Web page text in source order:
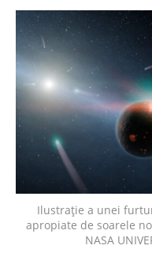
Ilustrație a unei
apropiate de soarele
NASA